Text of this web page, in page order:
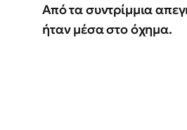
Από τα συντρίμμια
ήταν μέσα στο όχημα.